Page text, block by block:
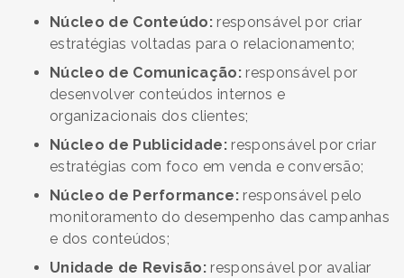
Núcleo de Conteúdo: responsável por criar
estratégias voltadas para o relacionamento;
Núcleo de Comunicação: responsável por
desenvolver conteúdos internos e
organizacionais dos clientes;
Núcleo de Publicidade: responsável por criar
estratégias com foco em venda e conversão;
Núcleo de Performance: responsável pelo
monitoramento do desempenho das campanhas
e dos conteúdos;
Unidade de Revisão: responsável por avaliar